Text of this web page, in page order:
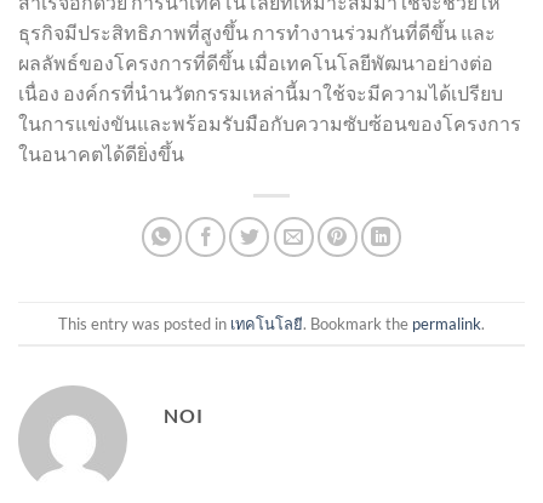
ธุรกิจมีประสิทธิภาพที่สูงขึ้น การทำงานร่วมกันที่ดีขึ้น และ
ผลลัพธ์ของโครงการที่ดีขึ้น เมื่อเทคโนโลยีพัฒนาอย่างต่อ
เนื่อง องค์กรที่นำนวัตกรรมเหล่านี้มาใช้จะมีความได้เปรียบ
ในการแข่งขันและพร้อมรับมือกับความซับซ้อนของโครงการ
ในอนาคตได้ดียิ่งขึ้น
This entry was posted in เทคโนโลยี. Bookmark the permalink.
NOI